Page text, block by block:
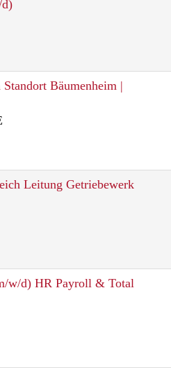
Bäumenheim |
Leitung Getriebewerk
w/d) HR Payroll & Total